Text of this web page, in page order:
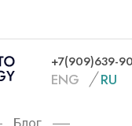
+7(909)639-
ENG RU
Блог